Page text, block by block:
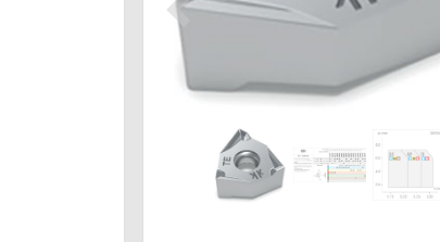
Précédent